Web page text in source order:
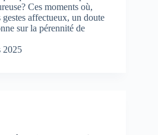
Ces moments où,
affectueux, un doute
sur la pérennité de
2025